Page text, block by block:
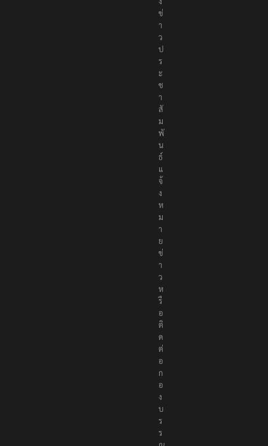
ง
ข่
า
ว
ป
ร
ะ
ช
า
สั
ม
พั
น
ธ์
แ
จ้
ง
ห
ม
า
ย
ข่
า
ว
ห
รื
อ
ติ
ด
ต่
อ
ก
อ
ง
บ
ร